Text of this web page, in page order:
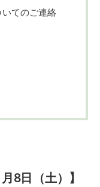
いてのご連絡
8日（土）】